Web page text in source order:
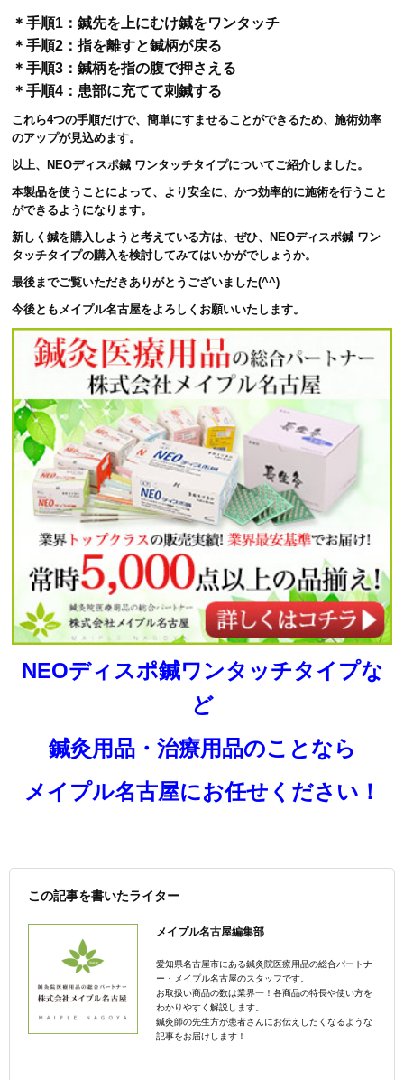
＊手順1：鍼先を上にむけ鍼をワンタッチ
＊手順2：指を離すと鍼柄が戻る
＊手順3：鍼柄を指の腹で押さえる
＊手順4：患部に充てて刺鍼する
これら4つの手順だけで、簡単にすませることができるため、施術効率
のアップが見込めます。
以上、NEOディスポ鍼 ワンタッチタイプについてご紹介しました。
本製品を使うことによって、より安全に、かつ効率的に施術を行うこと
ができるようになります。
新しく鍼を購入しようと考えている方は、ぜひ、NEOディスポ鍼 ワン
タッチタイプの購入を検討してみてはいかがでしょうか。
最後までご覧いただきありがとうございました(^^)
今後ともメイプル名古屋をよろしくお願いいたします。
NEOディスポ鍼ワンタッチタイプな
ど
鍼灸用品・治療用品のことなら
メイプル名古屋にお任せください！
この記事を書いたライター
メイプル名古屋編集部
愛知県名古屋市にある鍼灸院医療用品の総合パートナ
ー・メイプル名古屋のスタッフです。
お取扱い商品の数は業界一！各商品の特長や使い方を
わかりやすく解説します。
鍼灸師の先生方が患者さんにお伝えしたくなるような
記事をお届けします！